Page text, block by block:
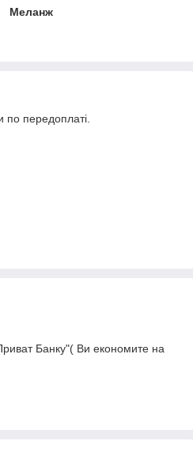
Меланж
по передоплаті.
Банку"( Ви економите на